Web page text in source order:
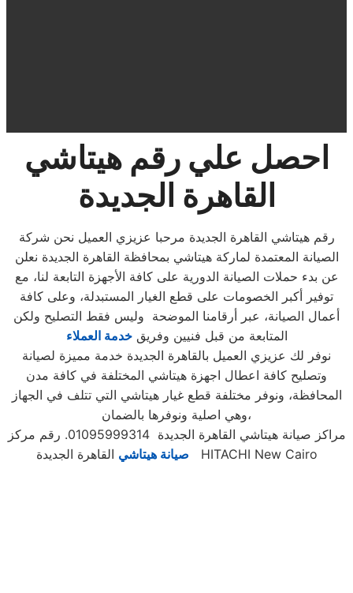
احصل علي رقم هيتاشي
القاهرة الجديدة
رقم هيتاشي القاهرة الجديدة مرحبا عزيزي العميل نحن شركة
الصيانة المعتمدة لماركة هيتاشي بمحافظة القاهرة الجديدة نعلن
عن بدء حملات الصيانة الدورية على كافة الأجهزة التابعة لنا، مع
توفير أكبر الخصومات على قطع الغيار المستبدلة، وعلى كافة
أعمال الصيانة، عبر أرقامنا الموضحة وليس فقط التصليح ولكن
المتابعة من قبل فنيين وفريقخدمة العملاء
نوفر لك عزيزي العميل بالقاهرة الجديدة خدمة مميزة لصيانة
وتصليح كافة اعطال اجهزة هيتاشي المختلفة في كافة مدن
المحافظة، ونوفر مختلفة قطع غيار هيتاشي التي تتلف في الجهاز
وهي اصلية ونوفرها بالضمان،
مراكز صيانة هيتاشي القاهرة الجديدة 01095999314. رقم مركز
صيانة هيتاشي القاهرة الجديدة HITACHI New Cairo